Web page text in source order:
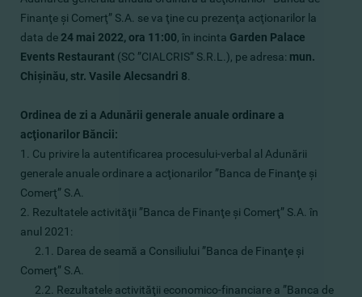
Finanţe şi Comerţ” S.A. se va ţine cu prezenţa acţionarilor la
data de 24 mai 2022, ora 11:00 , în incinta Garden Palace
Events Restaurant (SC ”CIALCRIS” S.R.L.), pe adresa: mun.
Chişinău, str. Vasile Alecsandri 8
Ordinea de zi a Adunării generale anuale ordinare a
acţionarilor Băncii:
1. Cu privire la autentificarea procesului-verbal al Adunării
generale anuale ordinare a acţionarilor ”Banca de Finanţe şi
Comerţ” S.A.
2. Rezultatele activităţii ”Banca de Finanţe şi Comerţ” S.A. în
anul 2021:
2.1. Darea de seamă a Consiliului ”Banca de Finanţe şi
Comerţ” S.A.
2.2. Rezultatele activităţii economico-financiare a ”Banca de